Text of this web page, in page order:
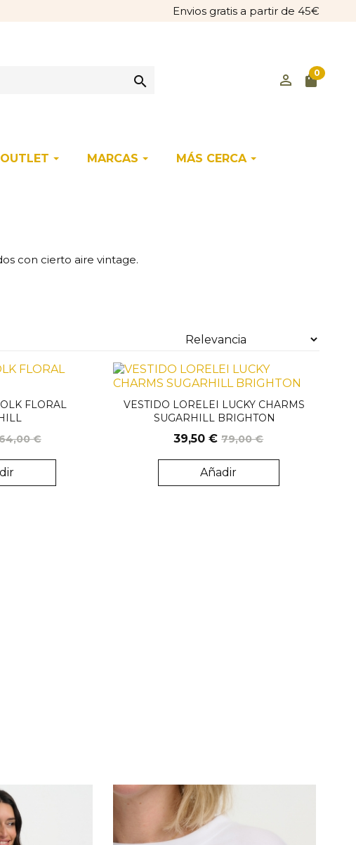
Envios gratis a partir de 45€
 perm_identity shopping_bag
0
OUTLET MARCAS MÁS CERCA
con cierto aire vintage.
FLORAL
€
VESTIDO LORELEI LUCKY CHARMS
SUGARHILL BRIGHTON
39,50 € 79,00 €
Añadir